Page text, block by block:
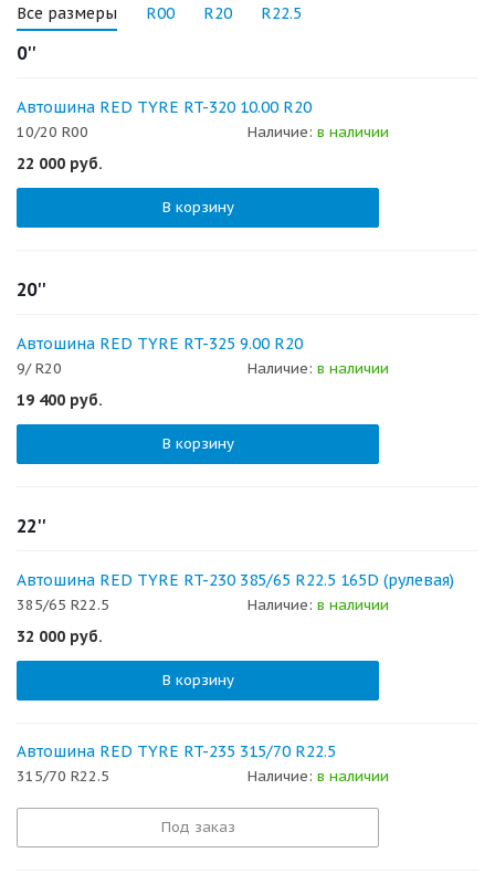
Все размеры R00 R20 R22.5
0''
Автошина RED TYRE RT-320 10.00 R20
10/20 R00 Наличие: в наличии
22 000 руб.
В корзину
20''
Автошина RED TYRE RT-325 9.00 R20
9/ R20 Наличие: в наличии
19 400 руб.
В корзину
22''
Автошина RED TYRE RT-230 385/65 R22.5 165D (рулевая)
385/65 R22.5 Наличие: в наличии
32 000 руб.
В корзину
Автошина RED TYRE RT-235 315/70 R22.5
315/70 R22.5 Наличие: в наличии
Под заказ